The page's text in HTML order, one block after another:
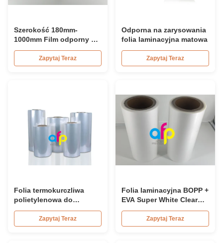
Szerokość 180mm-
1000mm Film odporny na
zadrapania, Film
ochronny BOPP
Zapytaj Teraz
Odporna na zarysowania
folia laminacyjna matowa
Zapytaj Teraz
Folia termokurczliwa
polietylenowa do
ochrony tworzyw
sztucznych,
wielowarstwowa, o
Zapytaj Teraz
Folia laminacyjna BOPP +
EVA Super White Clear
Gloss do laminowania
papieruZapytaj Teraz